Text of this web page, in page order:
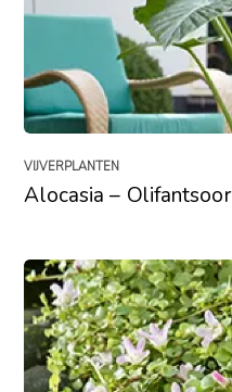
VIJVERPLANTEN
Alocasia – Olifantsoor